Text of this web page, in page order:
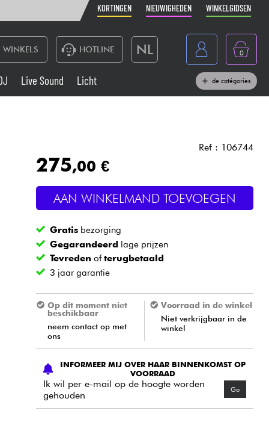
KORTINGEN NIEUWIGHEDEN WINKELGIDSEN
WINKELS HOTLINE NL
France
Belgique
Deutschland
0
Live Sound
Blaasinstrument
Kabels & toebehoren
Live Sound Licht de catégories
Ref : 106744
275,00 €
AAN WINKELMAND TOEVOEGEN
Gratis bezorging
Gegarandeerd lage prijzen
Tevreden ofterugbetaald
3 jaar garantie
Op dit moment niet
beschikbaar
neem contact op met
ons
Voorraad in de winkel
Niet verkrijgbaar in de
winkel
INFORMEER MIJ OVER HAAR BINNENKOMST OP
VOORRAAD
Ik wil per e-mail op de hoogte worden
gehouden
Go